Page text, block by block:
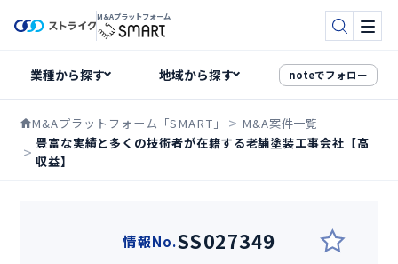
M&Aプラットフォーム
検索メ
noteでフォロー
M&Aプラットフォーム「SMART」
M&A案件一覧
豊富な実績と多くの技術者が在籍する老舗塗装工事会社【高
収益】
情報No.SS027349